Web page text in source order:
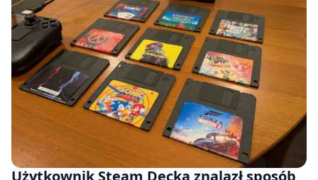
Użytkownik Steam Decka znalazł sposób